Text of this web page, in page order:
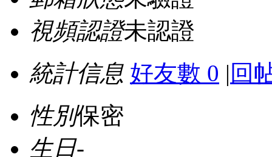
視頻認證未認證
統計信息 好友數 0 | 回
性別保密
生日-